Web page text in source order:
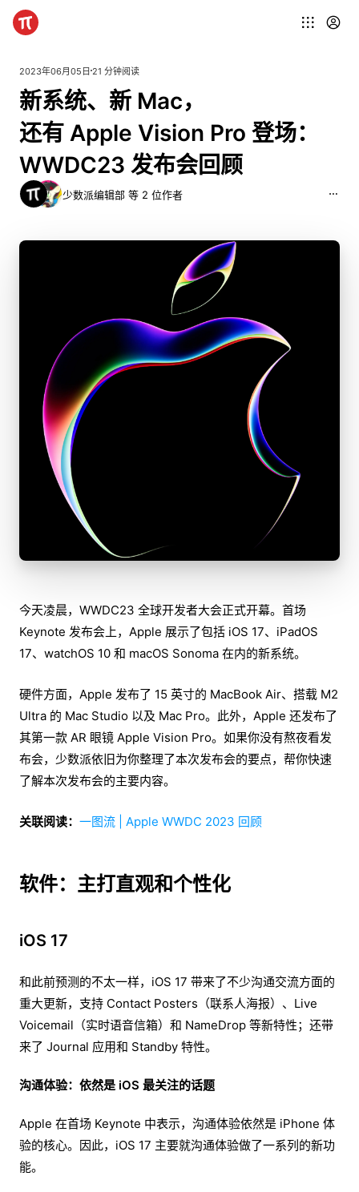
2023年06月05日 21 分钟阅读
新系统、 新 Mac，
还有 Apple Vision Pro 登场：
WWDC23 发布会回顾
少数派编辑部 等 2 位作者
今天凌晨，WWDC23 全球开发者大会正式开幕。首场
Keynote 发布会上，Apple 展示了包括 iOS 17、iPadOS
17、watchOS 10 和 macOS Sonoma 在内的新系统。
硬件方面，Apple 发布了 15 英寸的 MacBook Air、搭载 M2
Ultra 的 Mac Studio 以及 Mac Pro。此外，Apple 还发布了
其第一款 AR 眼镜 Apple Vision Pro。如果你没有熬夜看发
布会，少数派依旧为你整理了本次发布会的要点，帮你快速
了解本次发布会的主要内容。
关联阅读： 一图流 | Apple WWDC 2023 回顾
软件：主打直观和个性化
iOS 17
和此前预测的不太一样，iOS 17 带来了不少沟通交流方面的
重大更新，支持 Contact Posters（联系人海报）、Live
Voicemail（实时语音信箱）和 NameDrop 等新特性；还带
来了 Journal 应用和 Standby 特性。
沟通体验：依然是 iOS 最关注的话题
Apple 在首场 Keynote 中表示，沟通体验依然是 iPhone 体
验的核心。因此，iOS 17 主要就沟通体验做了一系列的新功
能。